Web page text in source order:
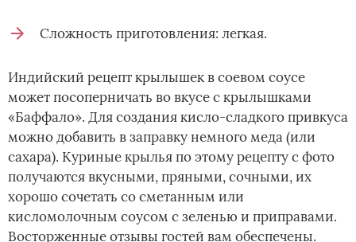
Сложность приготовления: легкая.
Индийский рецепт крылышек в соевом соусе
может посоперничать во вкусе с крылышками
«Баффало». Для создания кисло-сладкого привкуса
можно добавить в заправку немного меда (или
сахара). Куриные крылья по этому рецепту с фото
получаются вкусными, пряными, сочными, их
хорошо сочетать со сметанным или
кисломолочным соусом с зеленью и приправами.
Восторженные отзывы гостей вам обеспечены.